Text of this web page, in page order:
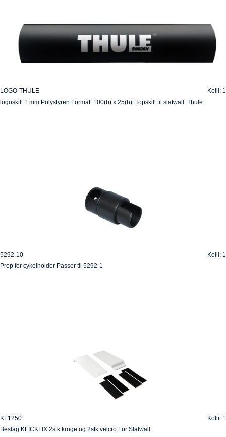
LOGO-THULE
Kolli: 1
logoskilt 1 mm Polystyren Format: 100(b) x 25(h). Topskilt til slatwall. Thule
5292-10
Kolli: 1
Prop for cykelholder Passer til 5292-1
KF1250
Kolli: 1
Beslag KLICKFIX 2stk kroge og 2stk velcro For Slatwall